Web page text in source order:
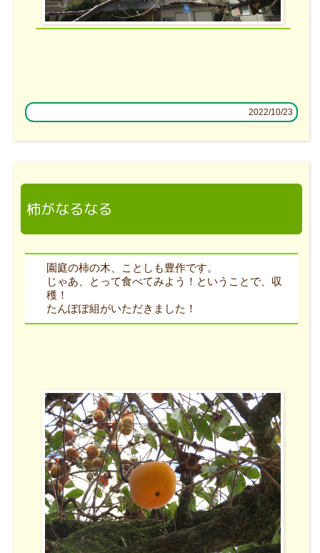
2022/10/23
柿がなるなる
園庭の柿の木、ことしも豊作です。
じゃあ、とって食べてみよう！ということで、収
穫！
たんぽぽ組がいただきました！